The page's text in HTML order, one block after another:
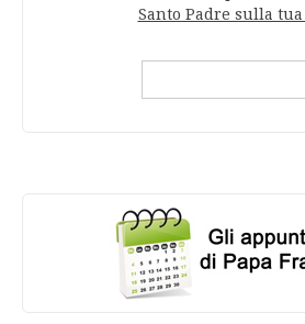
Santo Padre sulla